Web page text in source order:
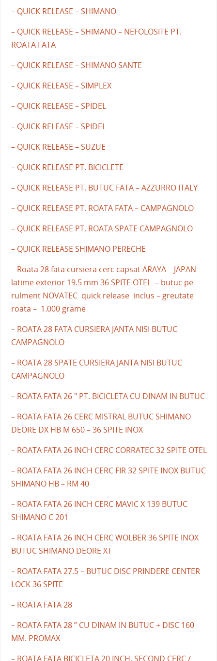
– QUICK RELEASE – SHIMANO
– QUICK RELEASE – SHIMANO – NEFOLOSITE PT.
ROATA FATA
– QUICK RELEASE – SHIMANO SANTE
– QUICK RELEASE – SIMPLEX
– QUICK RELEASE – SPIDEL
– QUICK RELEASE – SPIDEL
– QUICK RELEASE – SUZUE
– QUICK RELEASE PT. BICICLETE
– QUICK RELEASE PT. BUTUC FATA – AZZURRO ITALY
– QUICK RELEASE PT. ROATA FATA – CAMPAGNOLO
– QUICK RELEASE PT. ROATA SPATE CAMPAGNOLO
– QUICK RELEASE SHIMANO PERECHE
– Roata 28 fata cursiera cerc capsat ARAYA – JAPAN –
latime exterior 19.5 mm 36 SPITE OTEL – butuc pe
rulment NOVATEC quick release inclus – greutate
roata – 1.000 grame
– ROATA 28 FATA CURSIERA JANTA NISI BUTUC
CAMPAGNOLO
– ROATA 28 SPATE CURSIERA JANTA NISI BUTUC
CAMPAGNOLO
– ROATA FATA 26 " PT. BICICLETA CU DINAM IN BUTUC
– ROATA FATA 26 CERC MISTRAL BUTUC SHIMANO
DEORE DX HB M 650 – 36 SPITE INOX
– ROATA FATA 26 INCH CERC CORRATEC 32 SPITE OTEL
– ROATA FATA 26 INCH CERC FIR 32 SPITE INOX BUTUC
SHIMANO HB – RM 40
– ROATA FATA 26 INCH CERC MAVIC X 139 BUTUC
SHIMANO C 201
– ROATA FATA 26 INCH CERC WOLBER 36 SPITE INOX
BUTUC SHIMANO DEORE XT
– ROATA FATA 27.5 – BUTUC DISC PRINDERE CENTER
LOCK 36 SPITE
– ROATA FATA 28
– ROATA FATA 28 ” CU DINAM IN BUTUC + DISC 160
MM. PROMAX
– ROATA FATA BICICLETA 20 INCH. SECOND CERC /